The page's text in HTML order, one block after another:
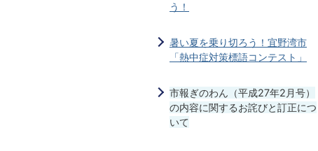
う！
暑い夏を乗り切ろう！宜野湾市
「熱中症対策標語コンテスト」
市報ぎのわん（平成27年2月号）
の内容に関するお詫びと訂正につ
いて